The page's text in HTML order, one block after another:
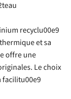
recyclu00e9
et sa
offre une
Le choix
facilitu00e9